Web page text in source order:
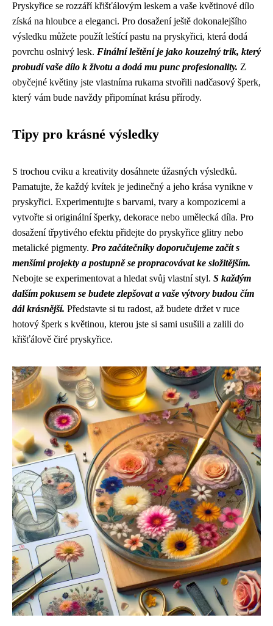
Pryskyřice se rozzáří křišťálovým leskem a vaše květinové dílo
získá na hloubce a eleganci. Pro dosažení ještě dokonalejšího
výsledku můžete použít leštící pastu na pryskyřici, která dodá
povrchu oslnivý lesk. Finální leštění je jako kouzelný trik, který
probudí vaše dílo k životu a dodá mu punc profesionality. Z
obyčejné květiny jste vlastníma rukama stvořili nadčasový šperk,
který vám bude navždy připomínat krásu přírody.
Tipy pro krásné výsledky
S trochou cviku a kreativity dosáhnete úžasných výsledků.
Pamatujte, že každý kvítek je jedinečný a jeho krása vynikne v
pryskyřici. Experimentujte s barvami, tvary a kompozicemi a
vytvořte si originální šperky, dekorace nebo umělecká díla. Pro
dosažení třpytivého efektu přidejte do pryskyřice glitry nebo
metalické pigmenty. Pro začátečníky doporučujeme začít s
menšími projekty a postupně se propracovávat ke složitějším.
Nebojte se experimentovat a hledat svůj vlastní styl. S každým
dalším pokusem se budete zlepšovat a vaše výtvory budou čím
dál krásnější. Představte si tu radost, až budete držet v ruce
hotový šperk s květinou, kterou jste si sami usušili a zalili do
křišťálově čiré pryskyřice.